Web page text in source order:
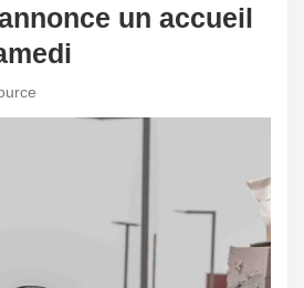
un accueil